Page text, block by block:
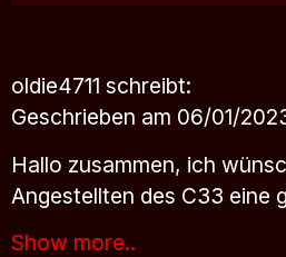
oldie4711 schreibt:
Geschrieben am 06/01/
Hallo zusammen, ich
Angestellten des C33 eine
Show more..